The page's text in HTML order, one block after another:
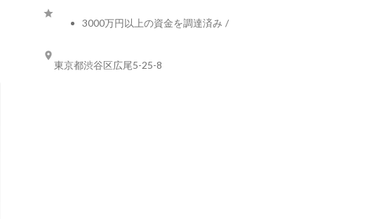
3000万円以上の資金を調達済み /
東京都渋谷区広尾5-25-8